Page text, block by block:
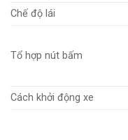
Chế độ lái
Tổ hợp nút bấm
Cách khởi động xe